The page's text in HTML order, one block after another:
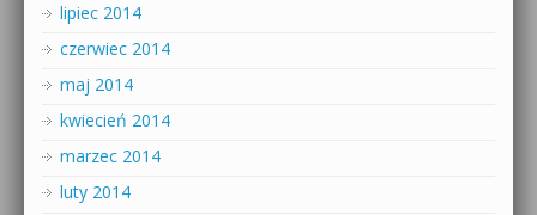
lipiec 2014
czerwiec 2014
maj 2014
kwiecień 2014
marzec 2014
luty 2014